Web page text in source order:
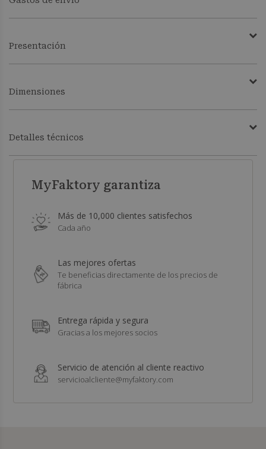
Presentación
Dimensiones
Detalles técnicos
MyFaktory garantiza
Más de 10,000 clientes satisfechos
Cada año
Las mejores ofertas
Te beneficias directamente de los precios de
fábrica
Entrega rápida y segura
Gracias a los mejores socios
Servicio de atención al cliente reactivo
servicioalcliente@myfaktory.com